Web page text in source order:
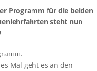
Programm für die beiden
steht nun
Mal geht es an den